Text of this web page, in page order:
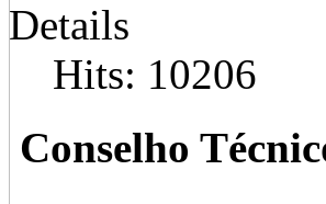
Details
Hits: 10206
Conselho